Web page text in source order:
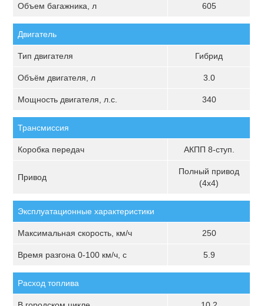
Объем багажника, л 605
Двигатель
Тип двигателя Гибрид
Объём двигателя, л 3.0
Мощность двигателя, л.с. 340
Трансмиссия
Коробка передач АКПП 8-ступ.
Привод
Полный привод
(4х4)
Эксплуатационные характеристики
Максимальная скорость, км/ч 250
Время разгона 0-100 км/ч, с 5.9
Расход топлива